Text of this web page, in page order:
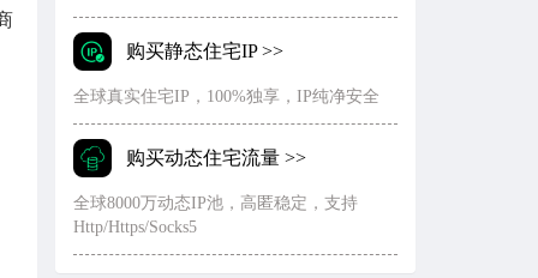
购买静态住宅IP >>
全球真实住宅IP，100%独享，IP纯净安全
购买动态住宅流量 >>
全球8000万动态IP池，高匿稳定，支持
Http/Https/Socks5